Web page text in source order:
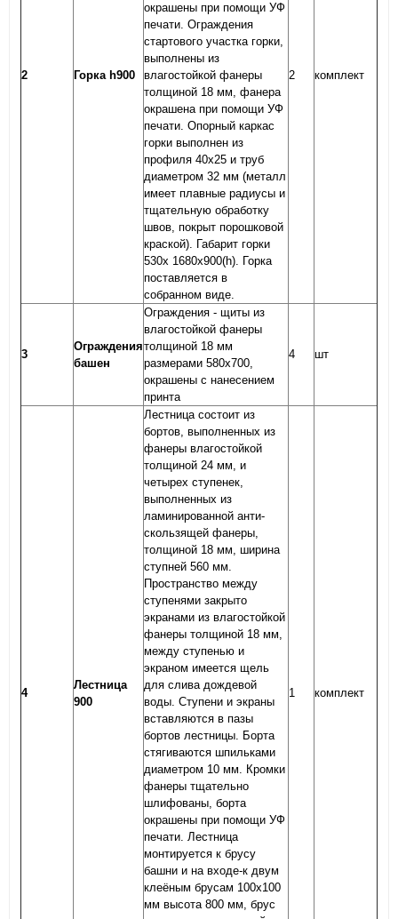
2 Горка h900
окрашены при помощи УФ
печати. Ограждения
стартового участка горки,
выполнены из
влагостойкой фанеры
толщиной 18 мм, фанера
окрашена при помощи УФ
печати. Опорный каркас
горки выполнен из
профиля 40х25 и труб
диаметром 32 мм (металл
имеет плавные радиусы и
тщательную обработку
швов, покрыт порошковой
краской). Габарит горки
530х 1680х900(h). Горка
поставляется в
собранном виде.
2 комплект
3
Ограждения
башен
Ограждения - щиты из
влагостойкой фанеры
толщиной 18 мм
размерами 580х700,
окрашены с нанесением
принта
4 шт
4
Лестница
900
Лестница состоит из
бортов, выполненных из
фанеры влагостойкой
толщиной 24 мм, и
четырех ступенек,
выполненных из
ламинированной анти-
скользящей фанеры,
толщиной 18 мм, ширина
ступней 560 мм.
Пространство между
ступенями закрыто
экранами из влагостойкой
фанеры толщиной 18 мм,
между ступенью и
экраном имеется щель
для слива дождевой
воды. Ступени и экраны
вставляются в пазы
бортов лестницы. Борта
стягиваются шпильками
диаметром 10 мм. Кромки
фанеры тщательно
шлифованы, борта
окрашены при помощи УФ
печати. Лестница
монтируется к брусу
башни и на входе-к двум
клеёным брусам 100х100
мм высота 800 мм, брус
1 комплект